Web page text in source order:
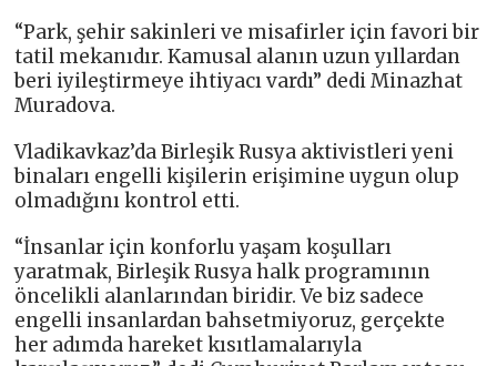
“Park, şehir sakinleri ve misafirler için favori bir
tatil mekanıdır. Kamusal alanın uzun yıllardan
beri iyileştirmeye ihtiyacı vardı” dedi Minazhat
Muradova.
Vladikavkaz’da Birleşik Rusya aktivistleri yeni
binaları engelli kişilerin erişimine uygun olup
olmadığını kontrol etti.
“İnsanlar için konforlu yaşam koşulları
yaratmak, Birleşik Rusya halk programının
öncelikli alanlarından biridir. Ve biz sadece
engelli insanlardan bahsetmiyoruz, gerçekte
her adımda hareket kısıtlamalarıyla